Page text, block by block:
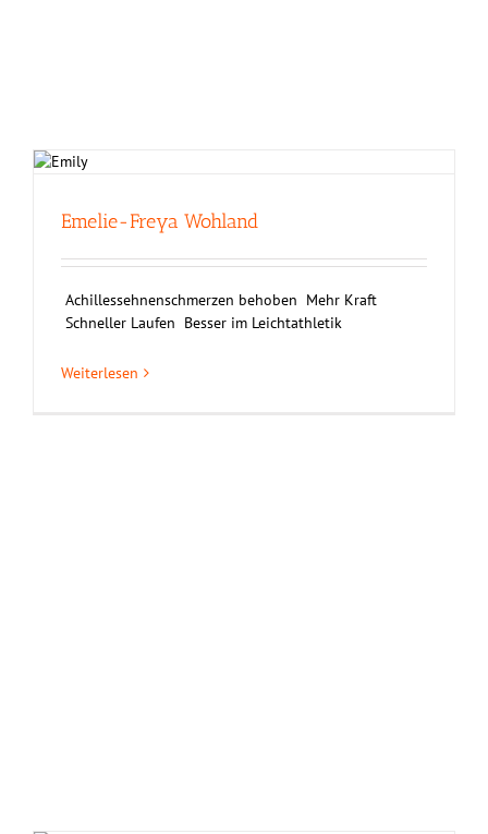
Emelie-Freya Wohland
Achillessehnenschmerzen behoben Mehr Kraft
Schneller Laufen Besser im Leichtathletik
Weiterlesen